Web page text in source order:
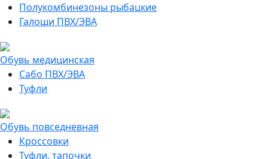
Полукомбинезоны рыбацкие
Галоши ПВХ/ЭВА
Обувь медицинская
Сабо ПВХ/ЭВА
Туфли
Обувь повседневная
Кроссовки
Туфли, тапочки